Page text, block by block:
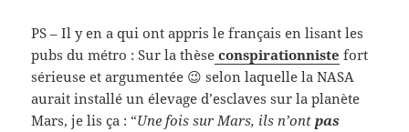
PS – Il y en a qui ont appris le français en lisant les
pubs du métro : Sur la thèse conspirationniste fort
sérieuse et argumentée 😉 selon laquelle la NASA
aurait installé un élevage d’esclaves sur la planète
Mars, je lis ça : “Une fois sur Mars, ils n’ontpas